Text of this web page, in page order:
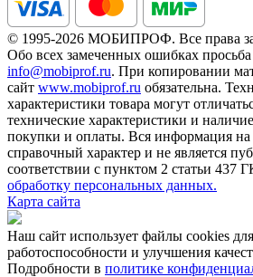
© 1995-2026 МОБИПРОФ. Все права
Обо всех замеченных ошибках
info@mobiprof.ru. При копировании
сайт www.mobiprof.ru обязательна.
характеристики товара могут
технические характеристики и
покупки и оплаты. Вся информация на
справочный характер и не является
соответствии с пунктом 2 статьи 437
обработку персональных данных.
Карта сайта
Наш сайт использует файлы cookies
работоспособности и улучшения
Подробности в политике